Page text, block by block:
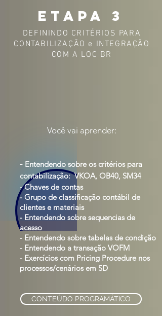
etapa 3
DEFININDO CRITÉRIOS PARA
CONTABILIZAÇÃO e INTEGRAÇÃO
COM A LOC BR
Você vai aprender:
- Entendendo sobre os critérios para
contabilização: VKOA, OB40, SM34
- Chaves de contas
- Grupo de classificação contábil de
clientes e materiais
- Entendendo sobre sequencias de
acesso
- Entendendo sobre tabelas de condição
- Entendendo a transação VOFM
- Exercícios com Pricing Procedure nos
processos/cenários em SD
CONTEÚDO PROGRAMÁTICO